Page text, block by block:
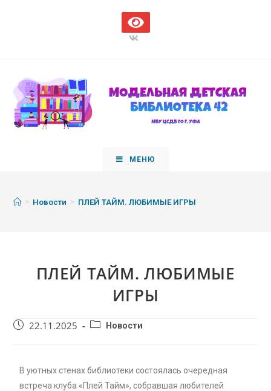
МЕНЮ
> Новости > ПЛЕЙ ТАЙМ. ЛЮБИМЫЕ ИГРЫ
ПЛЕЙ ТАЙМ. ЛЮБИМЫЕ
ИГРЫ
22.11.2025 Новости
В уютных стенах библиотеки состоялась очередная
встреча клуба «Плей Тайм», собравшая любителей